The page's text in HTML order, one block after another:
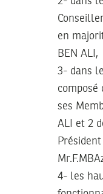
en
BEN ALI,
3- dans
composé
ses
ALI et 2
4- les